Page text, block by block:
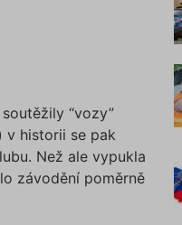
“vozy”
v historii se pak
Než ale vypukla
závodění poměrně